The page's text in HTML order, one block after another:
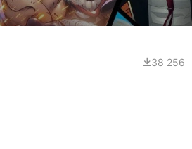
38 256